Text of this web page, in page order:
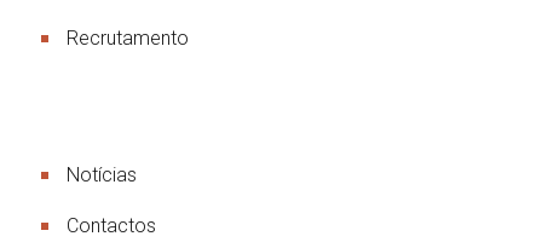
Recrutamento
Notícias
Contactos